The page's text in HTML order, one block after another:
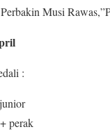
Musi
:
perak